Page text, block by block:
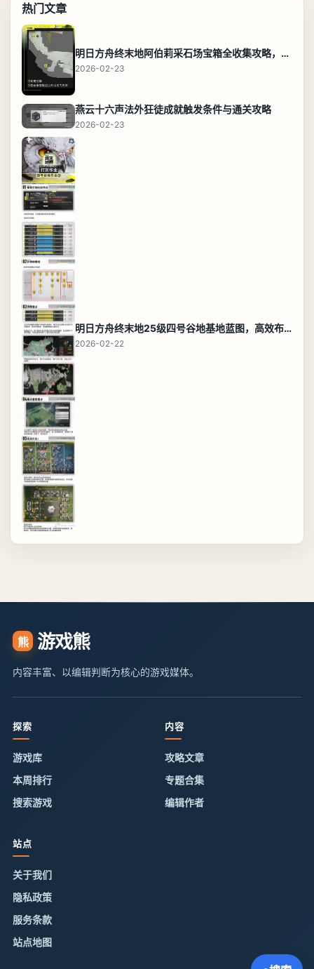
热门文章
明日方舟终末地阿伯莉采石场宝箱全收集攻略，全点位分布图与路线
2026-02-23
燕云十六声法外狂徒成就触发条件与通关攻略
2026-02-23
明日方舟终末地25级四号谷地基地蓝图，高效布局规划
2026-02-22
熊 游戏熊
内容丰富、以编辑判断为核心的游戏媒体。
探索
游戏库
本周排行
搜索游戏
内容
攻略文章
专题合集
编辑作者
站点
关于我们
隐私政策
服务条款
站点地图